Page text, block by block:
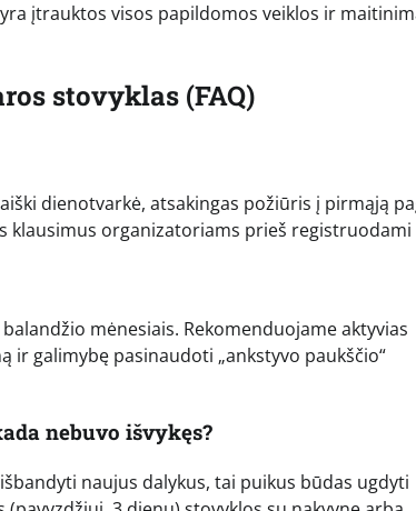
įtrauktos visos papildomos veiklos ir
stovyklas (FAQ)
dienotvarkė, atsakingas požiūris į pirmąją
klausimus organizatoriams prieš registruodami
mėnesiais. Rekomenduojame aktyvias
galimybę pasinaudoti „ankstyvo paukščio“
nebuvo išvykęs?
naujus dalykus, tai puikus būdas ugdyti